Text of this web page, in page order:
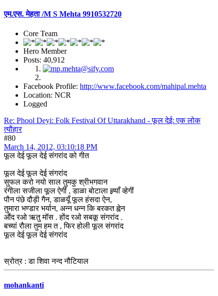
एम.एस. मेहता /M S Mehta 9910532720
Core Team
Hero Member
Posts: 40,912
Facebook Profile: http://www.facebook.com/mahipal.mehta
Location: NCR
Logged
Re: Phool Deyi: Folk Festival Of Uttarakhand - फूल देई: एक लोक
त्यौहार
#80
March 14, 2012, 03:10:18 PM
फूल देई फूल देई संगरांद को गीत
फूल देई फूल देई संगरांद
सुफल करो नयो साल तुमकु श्रीभगवान
रंगीला सजीला फूल ऐगीं , डाळा बोटाला ह्र्याँ व्हेगीं
पौन पंछे दौड़ी गैन, डाळयूँ फूल हंसदा ऐन,
तुमारा भण्डार भर्यान, अन्न धन्न कि बरकत ह्वेन
औंद रओ ऋतु मॉस . होंद रओ सबकू संगरांद .
बच्यां रौला तुम हम त , फिर होली फूल संगरांद
फूल देई फूल देई संगरांद
स्रोत्र : डा शिवा नन्द नौटियाल
mohankanti